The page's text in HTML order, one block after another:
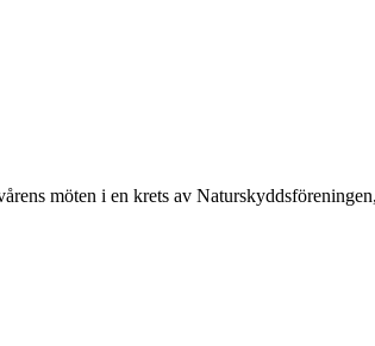
möten i en krets av